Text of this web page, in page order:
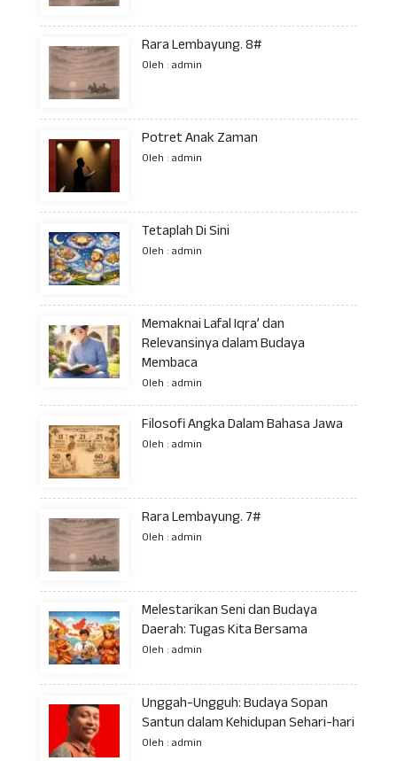
Rara Lembayung. 8#
Oleh : admin
Potret Anak Zaman
Oleh : admin
Tetaplah Di Sini
Oleh : admin
Memaknai Lafal Iqra’ dan
Relevansinya dalam Budaya
Membaca
Oleh : admin
Filosofi Angka Dalam Bahasa Jawa
Oleh : admin
Rara Lembayung. 7#
Oleh : admin
Melestarikan Seni dan Budaya
Daerah: Tugas Kita Bersama
Oleh : admin
Unggah-Ungguh: Budaya Sopan
Santun dalam Kehidupan Sehari-hari
Oleh : admin